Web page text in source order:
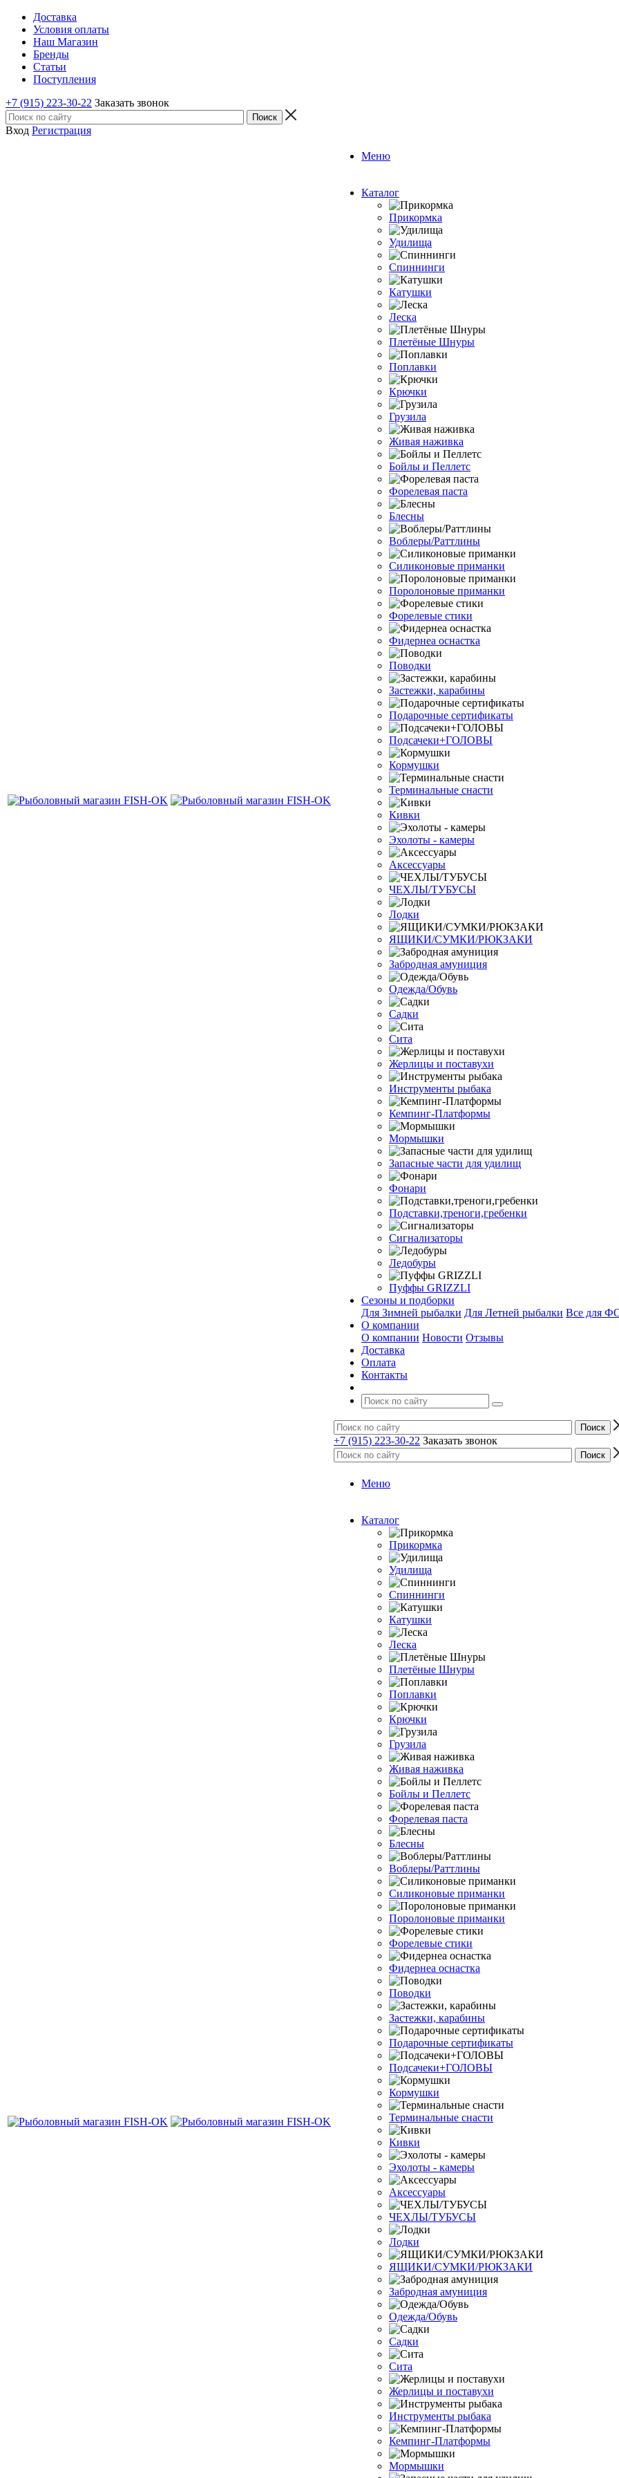
Доставка
Условия оплаты
Наш Магазин
Бренды
Статьи
Поступления
+7 (915) 223-30-22 Заказать звонок
Вход Регистрация
Меню
Каталог
Прикормка
Удилища
Спиннинги
Катушки
Леска
Плетёные Шнуры
Поплавки
Крючки
Грузила
Живая наживка
Бойлы и Пеллетс
Форелевая паста
Блесны
Воблеры/Раттлины
Силиконовые приманки
Поролоновые приманки
Форелевые стики
Фидернеа оснастка
Поводки
Застежки, карабины
Подарочные сертификаты
Подсачеки+ГОЛОВЫ
Кормушки
Терминальные снасти
Кивки
Эхолоты - камеры
Аксессуары
ЧЕХЛЫ/ТУБУСЫ
Лодки
ЯЩИКИ/СУМКИ/РЮКЗАКИ
Забродная амуниция
Одежда/Обувь
Садки
Сита
Жерлицы и поставухи
Инструменты рыбака
Кемпинг-Платформы
Мормышки
Запасные части для удилищ
Фонари
Подставки,треноги,гребенки
Сигнализаторы
Ледобуры
Пуффы GRIZZLI
Сезоны и подборки
Для Зимней рыбалки Для Летней рыбалки Все для
О компании
О компании Новости Отзывы
Доставка
Оплата
Контакты
+7 (915) 223-30-22 Заказать звонок
Меню
Каталог
Прикормка
Удилища
Спиннинги
Катушки
Леска
Плетёные Шнуры
Поплавки
Крючки
Грузила
Живая наживка
Бойлы и Пеллетс
Форелевая паста
Блесны
Воблеры/Раттлины
Силиконовые приманки
Поролоновые приманки
Форелевые стики
Фидернеа оснастка
Поводки
Застежки, карабины
Подарочные сертификаты
Подсачеки+ГОЛОВЫ
Кормушки
Терминальные снасти
Кивки
Эхолоты - камеры
Аксессуары
ЧЕХЛЫ/ТУБУСЫ
Лодки
ЯЩИКИ/СУМКИ/РЮКЗАКИ
Забродная амуниция
Одежда/Обувь
Садки
Сита
Жерлицы и поставухи
Инструменты рыбака
Кемпинг-Платформы
Мормышки